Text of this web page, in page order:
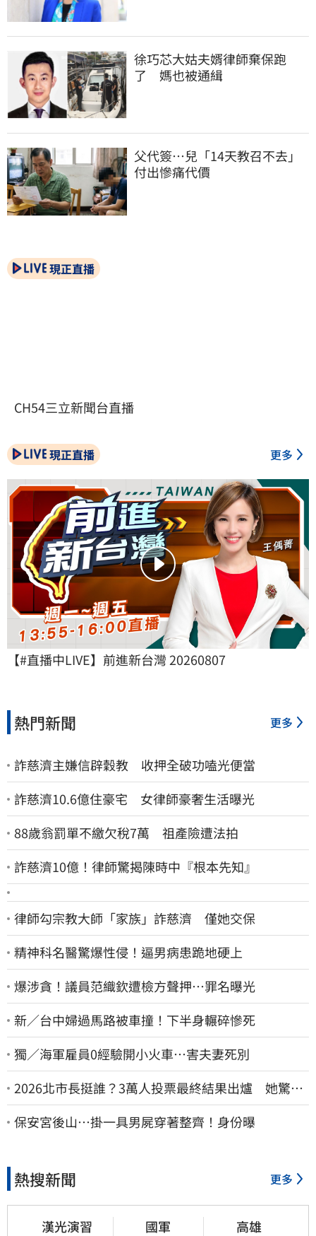
徐巧芯大姑夫婿律師棄保跑
了　媽也被通緝
父代簽…兒「14天教召不去」
付出慘痛代價
現正直播
CH54三立新聞台直播
現正直播 更多
【#直播中LIVE】前進新台灣 20260807
熱門新聞 更多
詐慈濟主嫌信辟穀教 收押全破功嗑光便當
詐慈濟10.6億住豪宅 女律師豪奢生活曝光
88歲翁罰單不繳欠稅7萬 祖產險遭法拍
詐慈濟10億！律師驚揭陳時中『根本先知』
律師勾宗教大師「家族」詐慈濟 僅她交保
精神科名醫驚爆性侵！逼男病患跪地硬上
爆涉貪！議員范織欽遭檢方聲押…罪名曝光
新／台中婦過馬路被車撞！下半身輾碎慘死
獨／海軍雇員0經驗開小火車…害夫妻死別
2026北市長挺誰？3萬人投票最終結果出爐 她驚
喊：蔣萬安真該緊張了
保安宮後山…掛一具男屍穿著整齊！身份曝
熱搜新聞 更多
漢光演習 國軍 高雄